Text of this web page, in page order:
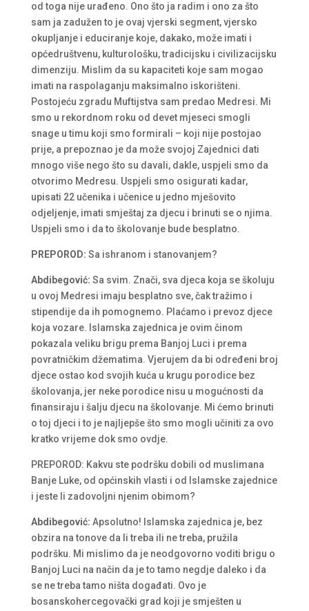
od toga nije urađeno. Ono što ja radim i ono za što
sam ja zadužen to je ovaj vjerski segment, vjersko
okupljanje i educiranje koje, dakako, može imati i
općedruštvenu, kulturološku, tradicijsku i civilizacijsku
dimenziju. Mislim da su kapaciteti koje sam mogao
imati na raspolaganju maksimalno iskorišteni.
Postojeću zgradu Muftijstva sam predao Medresi. Mi
smo u rekordnom roku od devet mjeseci smogli
snage u timu koji smo formirali – koji nije postojao
prije, a prepoznao je da može svojoj Zajednici dati
mnogo više nego što su davali, dakle, uspjeli smo da
otvorimo Medresu. Uspjeli smo osigurati kadar,
upisati 22 učenika i učenice u jedno mješovito
odjeljenje, imati smještaj za djecu i brinuti se o njima.
Uspjeli smo i da to školovanje bude besplatno.
PREPOROD: Sa ishranom i stanovanjem?
Abdibegović: Sa svim. Znači, sva djeca koja se školuju
u ovoj Medresi imaju besplatno sve, čak tražimo i
stipendije da ih pomognemo. Plaćamo i prevoz djece
koja vozare. Islamska zajednica je ovim činom
pokazala veliku brigu prema Banjoj Luci i prema
povratničkim džematima. Vjerujem da bi određeni broj
djece ostao kod svojih kuća u krugu porodice bez
školovanja, jer neke porodice nisu u mogućnosti da
finansiraju i šalju djecu na školovanje. Mi ćemo brinuti
o toj djeci i to je najljepše što smo mogli učiniti za ovo
kratko vrijeme dok smo ovdje.
PREPOROD: Kakvu ste podršku dobili od muslimana
Banje Luke, od općinskih vlasti i od Islamske zajednice
i jeste li zadovoljni njenim obimom?
Abdibegović: Apsolutno! Islamska zajednica je, bez
obzira na tonove da li treba ili ne treba, pružila
podršku. Mi mislimo da je neodgovorno voditi brigu o
Banjoj Luci na način da je to tamo negdje daleko i da
se ne treba tamo ništa događati. Ovo je
bosanskohercegovački grad koji je smješten u